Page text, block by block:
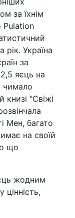
за їхнім
Pulation
рік. Україна
за
яєць на
чимало
книзі "Свіжі
Мен, багато
на своїй
що
жодним